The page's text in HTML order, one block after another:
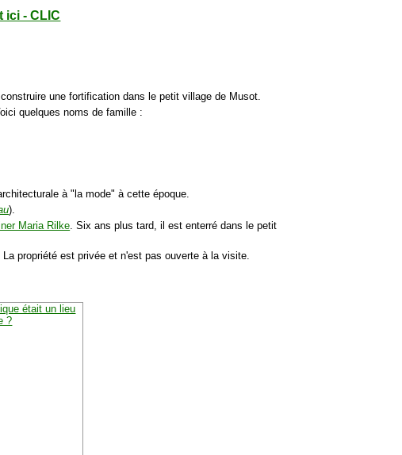
ici - CLIC
une fortification dans le petit village de Musot.
quelques noms de famille :
à "la mode" à cette époque.
).
Maria Rilke. Six ans plus tard, il est enterré dans le petit
propriété est privée et n'est pas ouverte à la visite.